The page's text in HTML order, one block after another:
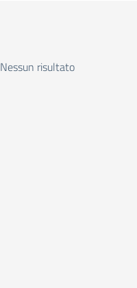
Nessun risultato